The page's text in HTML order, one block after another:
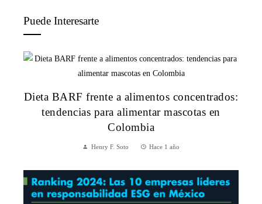
Puede Interesarte
Dieta BARF frente a alimentos concentrados:
tendencias para alimentar mascotas en
Colombia
Henry F. Soto Hace 1 año